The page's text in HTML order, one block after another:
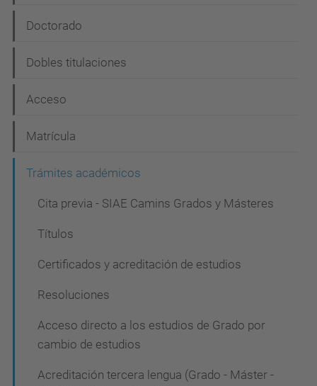
g
a
i
ó
Doctorado
Dobles titulaciones
Acceso
Matrícula
Trámites académicos
Cita previa - SIAE Camins Grados y Másteres
Títulos
Certificados y acreditación de estudios
Resoluciones
Acceso directo a los estudios de Grado por
cambio de estudios
Acreditación tercera lengua (Grado - Máster -